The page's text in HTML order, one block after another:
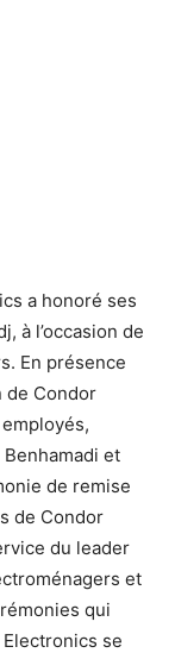
a honoré ses
à l’occasion de
En présence
de Condor
et
de remise
de Condor
du leader
et
qui
se